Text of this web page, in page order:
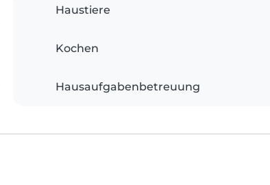
Haustiere
Kochen
Hausaufgabenbetreuung